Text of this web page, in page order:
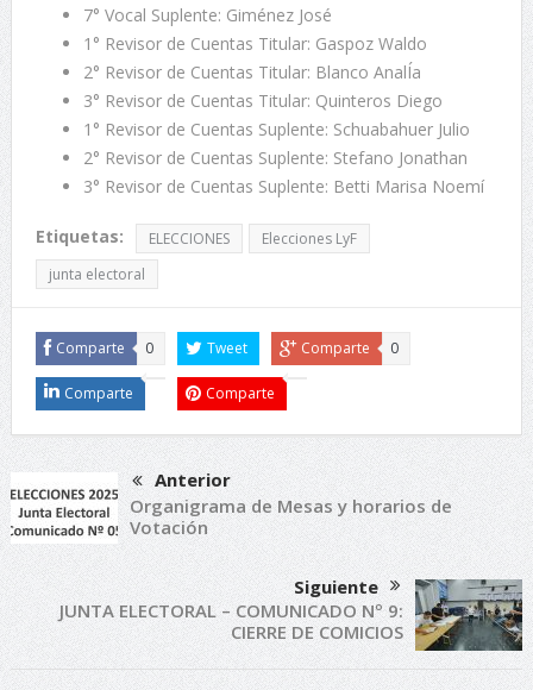
7° Vocal Suplente: Giménez José
1° Revisor de Cuentas Titular: Gaspoz Waldo
2° Revisor de Cuentas Titular: Blanco AnalÍa
3° Revisor de Cuentas Titular: Quinteros Diego
1° Revisor de Cuentas Suplente: Schuabahuer Julio
2° Revisor de Cuentas Suplente: Stefano Jonathan
3° Revisor de Cuentas Suplente: Betti Marisa Noemí
Etiquetas: ELECCIONES
Elecciones LyF
junta electoral
Comparte 0 Tweet Comparte 0
Comparte Comparte
Anterior
Organigrama de Mesas y horarios de
Votación
Siguiente
JUNTA ELECTORAL – COMUNICADO Nº 9:
CIERRE DE COMICIOS